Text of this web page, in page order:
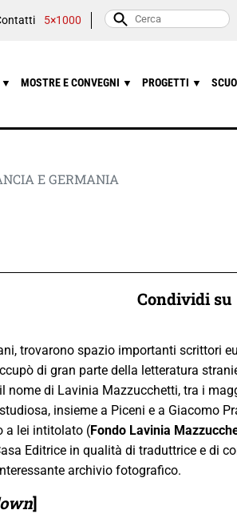
5×1000
▼ MOSTRE E CONVEGNI ▼ PROGETTI ▼
E GERMANIA
Condividi su
trovarono spazio importanti scrittori
di gran parte della letteratura
nome di Lavinia Mazzucchetti, tra i
insieme a Piceni e a Giacomo
a lei intitolato (Fondo Lavinia
Editrice in qualità di traduttrice e di
archivio fotografico.
]